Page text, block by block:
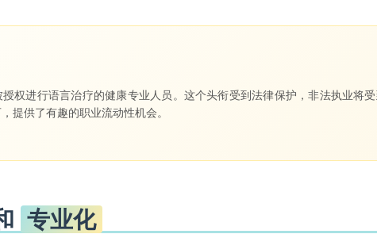
权进行语言治疗的健康专业人员。这个头衔受到法律保护，非法执业将
提供了有趣的职业流动性机会。
专业化